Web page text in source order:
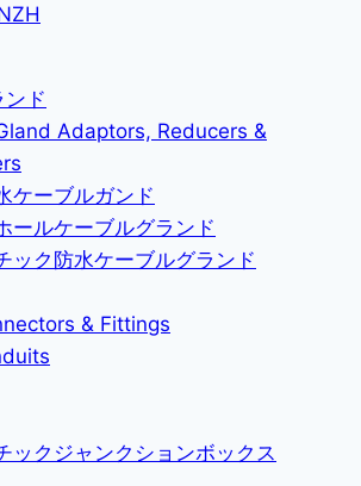
ZH
ド
Adaptors, Reducers &
ケーブルガンド
ールケーブルグランド
ック防水ケーブルグランド
& Fittings
ックジャンクションボックス